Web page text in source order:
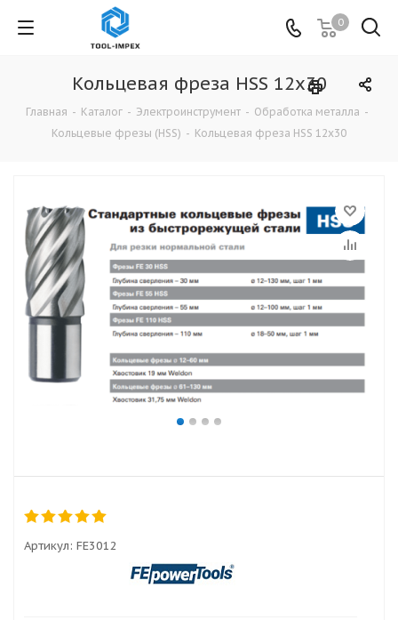
0
Кольцевая фреза HSS 12x30
Главная - Каталог - Электроинструмент - Обработка металла -
Кольцевые фрезы (HSS) - Кольцевая фреза HSS 12x30
Артикул: FE3012